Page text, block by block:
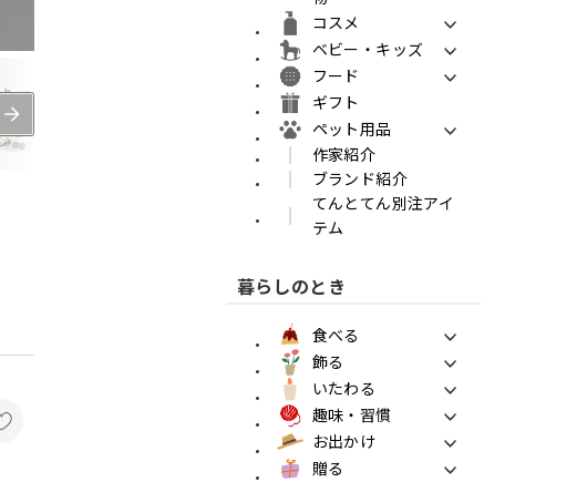
コスメ
ベビー・キッズ
フード
ギフト
ペット用品
作家紹介
ブランド紹介
てんとてん別注アイ
テム
暮らしのとき
食べる
飾る
いたわる
趣味・習慣
お出かけ
贈る